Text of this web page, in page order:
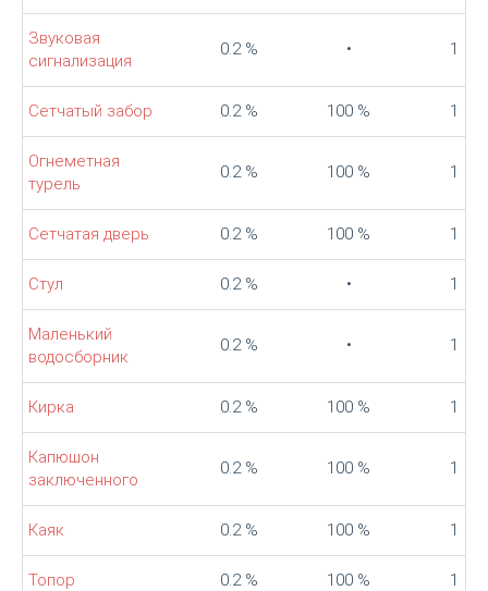
Звуковая
сигнализация
0.2 % • 1
Сетчатый забор 0.2 % 100 % 1
Огнеметная
турель
0.2 % 100 % 1
Сетчатая дверь 0.2 % 100 % 1
Стул 0.2 % • 1
Маленький
водосборник
0.2 % • 1
Кирка 0.2 % 100 % 1
Капюшон
заключенного
0.2 % 100 % 1
Каяк 0.2 % 100 % 1
Топор 0.2 % 100 % 1